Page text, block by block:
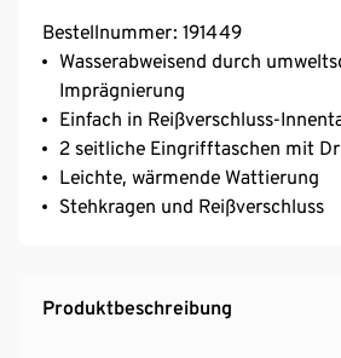
Bestellnummer: 191449
Wasserabweisend durch
Imprägnierung
Einfach in Reißverschluss-
2 seitliche Eingrifftaschen mit
Leichte, wärmende Wattierung
Stehkragen und Reißverschluss
Produktbeschreibung